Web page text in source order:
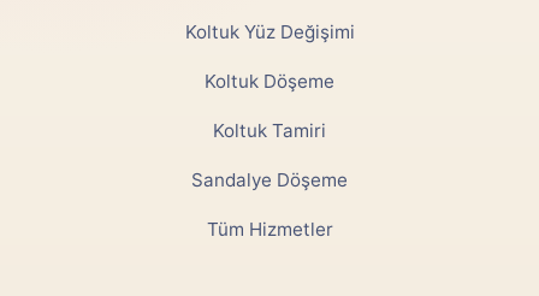
Koltuk Yüz Değişimi
Koltuk Döşeme
Koltuk Tamiri
Sandalye Döşeme
Tüm Hizmetler